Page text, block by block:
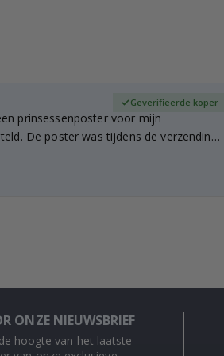
prinsessenposter voor mijn
De poster was tijdens de verzending
Geverifieerde koper
ONZE NIEUWSBRIEF
hoogte van het laatste